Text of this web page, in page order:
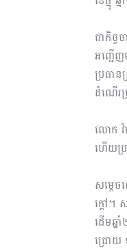
ជាកិច្
អញ្ជើ
ប្រធា
ដំណើរ
លោក វ៉
ហើយប្
សម្តេ
ក្តៅ។
ដើមឆ្
ជ្រោយ